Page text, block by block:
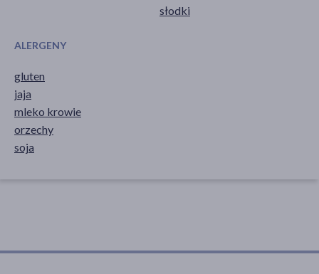
słodki
ALERGENY
gluten
jaja
mleko krowie
orzechy
soja